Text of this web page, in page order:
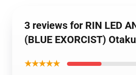
3 reviews for RIN LED
(BLUE EXORCIST)
★★★★★